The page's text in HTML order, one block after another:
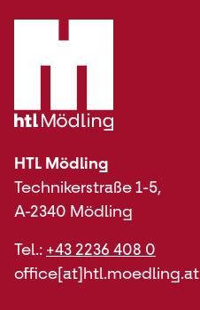
HTL Mödling
Technikerstraße 1-5,
A-2340 Mödling
Tel.: +43 2236 408 0
office[at]htl.moedling.at